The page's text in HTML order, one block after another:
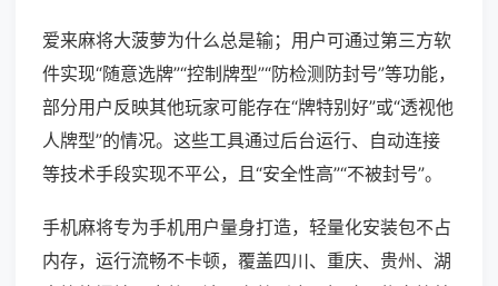
爱来麻将大菠萝为什么总是输；用户可通过第三方软
件实现“随意选牌”“控制牌型”“防检测防封号”等功能，
部分用户反映其他玩家可能存在“牌特别好”或“透视他
人牌型”的情况。这些工具通过后台运行、自动连接
等技术手段实现不平公，且“安全性高”“不被封号”。
手机麻将专为手机用户量身打造，轻量化安装包不占
内存，运行流畅不卡顿，覆盖四川、重庆、贵州、湖